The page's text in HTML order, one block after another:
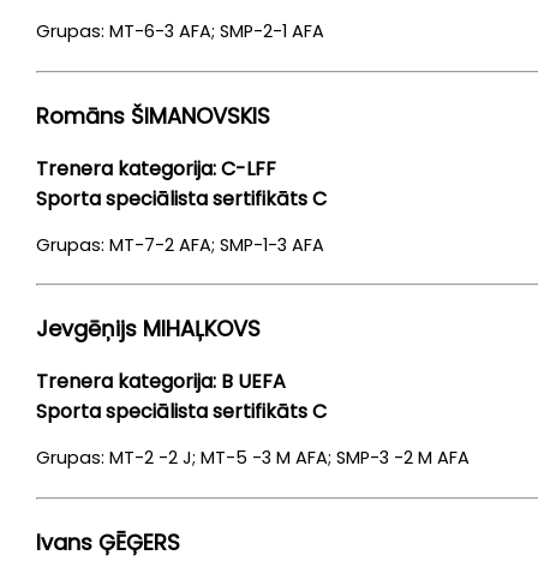
Grupas: MT-6-3 AFA; SMP-2-1 AFA
Romāns ŠIMANOVSKIS
Trenera kategorija: C-LFF
Sporta speciālista sertifikāts C
Grupas: MT-7-2 AFA; SMP-1-3 AFA
Jevgēņijs MIHAĻKOVS
Trenera kategorija: B UEFA
Sporta speciālista sertifikāts C
Grupas: MT-2 -2 J; MT-5 -3 M AFA; SMP-3 -2 M AFA
Ivans ĢĒĢERS